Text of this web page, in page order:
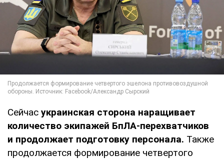
Сейчас украинская сторона наращивает
количество экипажей БпЛА-перехватчиков
и продолжает подготовку персонала. Также
продолжается формирование четвертого